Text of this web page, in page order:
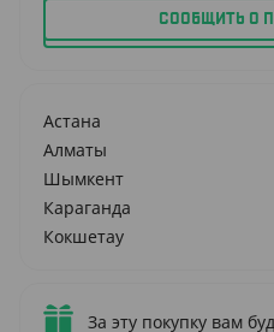
СООБЩИТЬ О
Астана
Алматы
Шымкент
Караганда
Кокшетау
За эту покупку вам